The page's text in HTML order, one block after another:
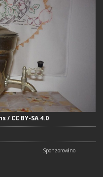
/ CC BY-SA 4.0